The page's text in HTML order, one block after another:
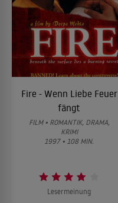
Fire - Wenn Liebe Feuer
fängt
FILM • ROMANTIK, DRAMA,
KRIMI
1997 • 108 MIN.
Lesermeinung